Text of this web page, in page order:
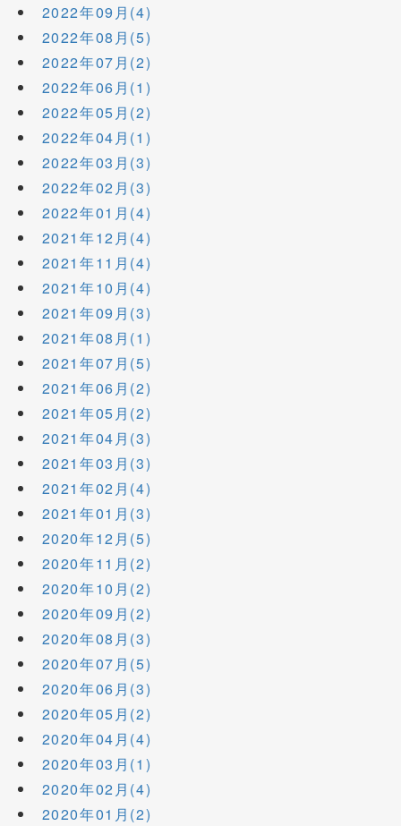
2022年09月(4)
2022年08月(5)
2022年07月(2)
2022年06月(1)
2022年05月(2)
2022年04月(1)
2022年03月(3)
2022年02月(3)
2022年01月(4)
2021年12月(4)
2021年11月(4)
2021年10月(4)
2021年09月(3)
2021年08月(1)
2021年07月(5)
2021年06月(2)
2021年05月(2)
2021年04月(3)
2021年03月(3)
2021年02月(4)
2021年01月(3)
2020年12月(5)
2020年11月(2)
2020年10月(2)
2020年09月(2)
2020年08月(3)
2020年07月(5)
2020年06月(3)
2020年05月(2)
2020年04月(4)
2020年03月(1)
2020年02月(4)
2020年01月(2)